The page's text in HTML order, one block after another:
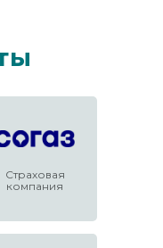
Страховая
компания